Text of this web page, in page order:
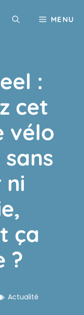
MENU
:
cet
vélo
ni
ça
?
Actualité